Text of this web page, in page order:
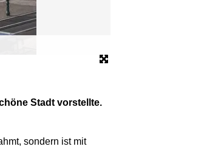
Stadt vorstellte.
sondern ist mit